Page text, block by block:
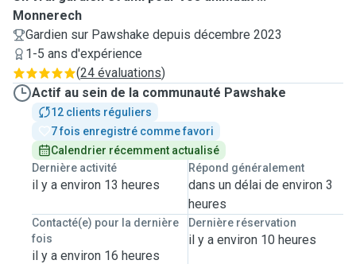
Monnerech
Gardien sur Pawshake depuis décembre 2023
1-5 ans d'expérience
(24 évaluations)
Actif au sein de la communauté Pawshake
12 clients réguliers
7 fois enregistré comme favori
Calendrier récemment actualisé
Dernière activité
il y a environ 13 heures
Répond généralement
dans un délai de environ 3
heures
Contacté(e) pour la dernière
fois
il y a environ 16 heures
Dernière réservation
il y a environ 10 heures